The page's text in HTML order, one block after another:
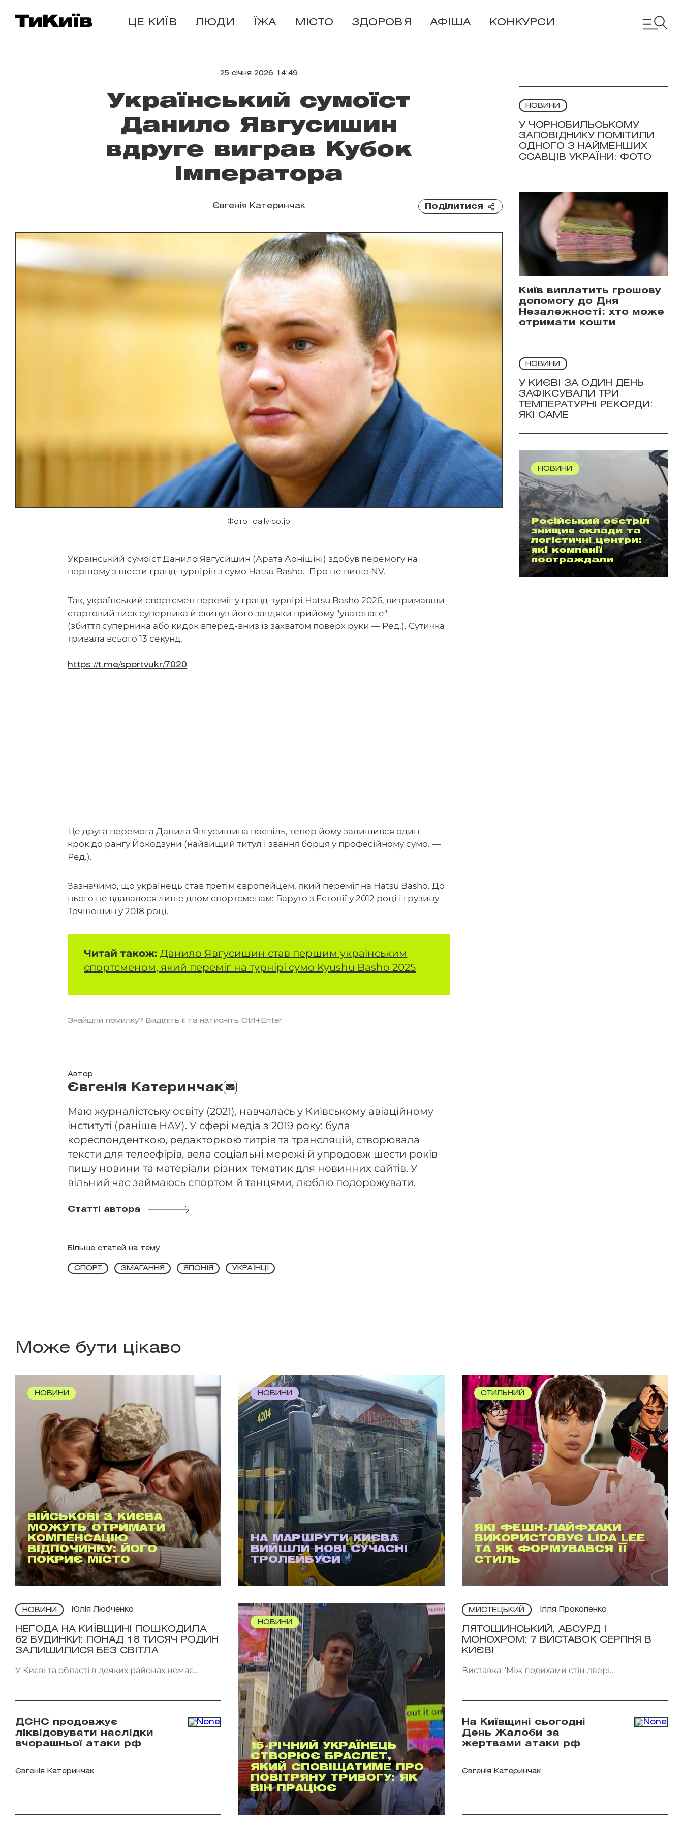
ЦЕ КИЇВ ЛЮДИ ЇЖА МІСТО ЗДОРОВ'Я АФІША КОНКУРСИ
25 січня 2026 14:49
Український сумоїст
Данило Явгусишин
вдруге виграв Кубок
Імператора
Євгенія Катеринчак Поділитися
Фото: daily.co.jp
Український сумоїст Данило Явгусишин (Арата Аонішікі) здобув перемогу на
першому з шести гранд-турнірів з сумо Hatsu Basho. Про це пише NV.
Так, український спортсмен переміг у гранд-турнірі Hatsu Basho 2026, витримавши
стартовий тиск суперника й скинув його завдяки прийому "уватенаге"
(збиття суперника або кидок вперед-вниз із захватом поверх руки — Ред.). Сутичка
тривала всього 13 секунд.
https://t.me/sportvukr/7020
Це друга перемога Данила Явгусишина поспіль, тепер йому залишився один
крок до рангу Йокодзуни (найвищий титул і звання борця у професійному сумо. —
Ред.).
Зазначимо, що українець став третім європейцем, який переміг на Hatsu Basho. До
нього це вдавалося лише двом спортсменам: Баруто з Естонії у 2012 році і грузину
Точіношин у 2018 році.
Читай також:Данило Явгусишин став першим українським
спортсменом, який переміг на турнірі сумо Kyushu Basho 2025
Знайшли помилку? Виділіть її та натисніть Ctrl+Enter
Автор
Євгенія Катеринчак
Маю журналістську освіту (2021), навчалась у Київському авіаційному
інституті (раніше НАУ). У сфері медіа з 2019 року: була
кореспонденткою, редакторкою титрів та трансляцій, створювала
тексти для телеефірів, вела соціальні мережі й упродовж шести років
пишу новини та матеріали різних тематик для новинних сайтів. У
вільний час займаюсь спортом й танцями, люблю подорожувати.
Статті автора
Більше статей на тему
СПОРТ ЗМАГАННЯ ЯПОНІЯ УКРАЇНЦІ
НОВИНИ
У ЧОРНОБИЛЬСЬКОМУ
ЗАПОВІДНИКУ ПОМІТИЛИ
ОДНОГО З НАЙМЕНШИХ
ССАВЦІВ УКРАЇНИ: ФОТО
Київ виплатить грошову
допомогу до Дня
Незалежності: хто може
отримати кошти
НОВИНИ
У КИЄВІ ЗА ОДИН ДЕНЬ
ЗАФІКСУВАЛИ ТРИ
ТЕМПЕРАТУРНІ РЕКОРДИ:
ЯКІ САМЕ
НОВИНИ
Російський обстріл
знищив склади та
логістичні центри:
які компанії
постраждали
Може бути цікаво
НОВИНИ
ВІЙСЬКОВІ З КИЄВА
МОЖУТЬ ОТРИМАТИ
КОМПЕНСАЦІЮ
ВІДПОЧИНКУ: ЙОГО
ПОКРИЄ МІСТО
НОВИНИ
НА МАРШРУТИ КИЄВА
ВИЙШЛИ НОВІ СУЧАСНІ
ТРОЛЕЙБУСИ
СТИЛЬНИЙ
ЯКІ ФЕШН-ЛАЙФХАКИ
ВИКОРИСТОВУЄ LIDA LEE
ТА ЯК ФОРМУВАВСЯ ЇЇ
СТИЛЬ
НОВИНИ Юлія Любченко
НЕГОДА НА КИЇВЩИНІ ПОШКОДИЛА
62 БУДИНКИ: ПОНАД 18 ТИСЯЧ РОДИН
ЗАЛИШИЛИСЯ БЕЗ СВІТЛА
У Києві та області в деяких районах немає
ДСНС продовжує
ліквідовувати наслідки
вчорашньої атаки рф
Євгенія Катеринчак
НОВИНИ
15-РІЧНИЙ УКРАЇНЕЦЬ
СТВОРЮЄ БРАСЛЕТ,
ЯКИЙ СПОВІЩАТИМЕ ПРО
ПОВІТРЯНУ ТРИВОГУ: ЯК
ВІН ПРАЦЮЄ
МИСТЕЦЬКИЙ Ілля Прокопенко
ЛЯТОШИНСЬКИЙ, АБСУРД І
МОНОХРОМ: 7 ВИСТАВОК СЕРПНЯ В
КИЄВІ
Виставка "Між подихами стін двері
На Київщині сьогодні
День Жалоби за
жертвами атаки рф
Євгенія Катеринчак